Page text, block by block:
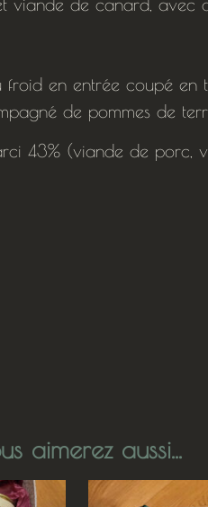
en entrée coupé en
de pommes de
43% (viande de porc,
aimerez aussi...